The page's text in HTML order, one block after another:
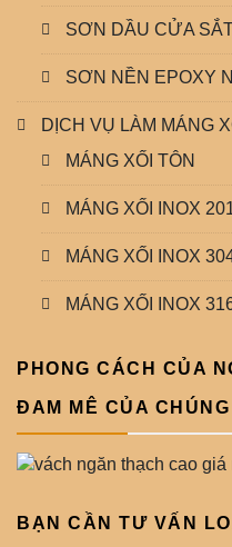
SƠN DẦU CỬA
SƠN NỀN EPOXY
DỊCH VỤ LÀM MÁNG
MÁNG XỐI TÔN
MÁNG XỐI INOX
MÁNG XỐI INOX
MÁNG XỐI INOX
PHONG CÁCH CỦA
ĐAM MÊ CỦA CHÚNG
BẠN CẦN TƯ VẤN